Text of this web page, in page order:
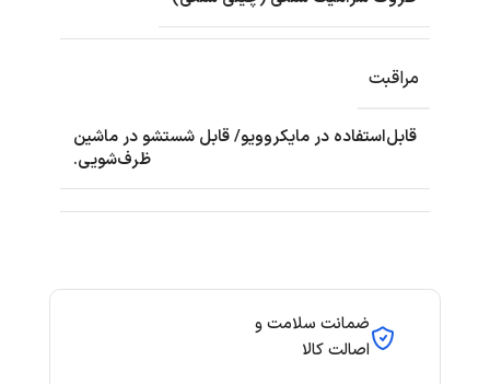
ضمانت سلامت و
اصالت کالا
مراقبت
قابل‌استفاده در مایکروویو/ قابل شستشو در ماشین
ظرف‌شویی.